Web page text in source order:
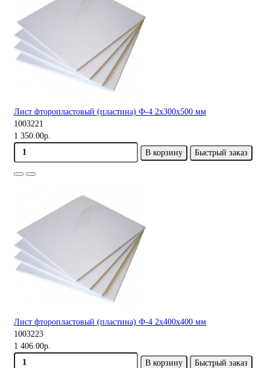
Лист фторопластовый (пластина) Ф-4 2х300х500 мм
1003221
1 350.00р.
В корзину
Быстрый заказ
Лист фторопластовый (пластина) Ф-4 2х400х400 мм
1003223
1 406.00р.
В корзину
Быстрый заказ